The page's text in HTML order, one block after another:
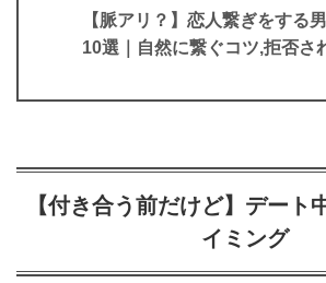
【脈アリ？】恋人繋ぎをする
10選｜自然に繋ぐコツ,拒否さ
【付き合う前だけど】デート
イミング